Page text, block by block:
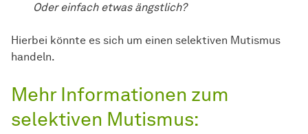
Oder einfach etwas ängstlich?
Hierbei könnte es sich um einen selektiven Mutismus
handeln.
Mehr Informationen zum
selektiven Mutismus: